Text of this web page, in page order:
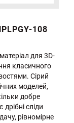
108
для 3D-
класичного
Сірий
моделей,
добре
сліди
рівномірне